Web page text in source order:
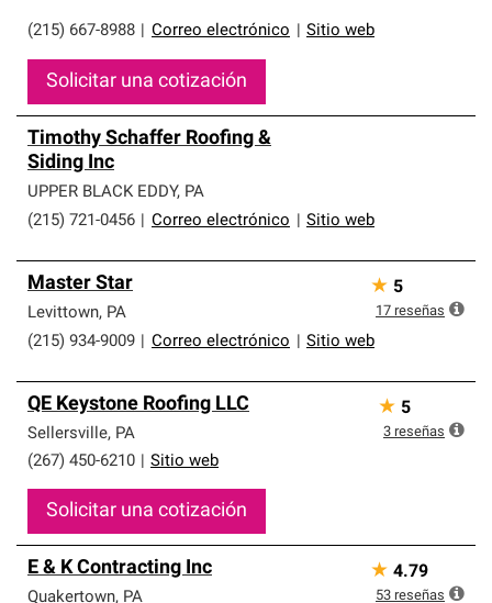
(215) 667-8988 Correo electrónico Sitio web
Solicitar una cotización
Timothy Schaffer Roofing &
Siding Inc
UPPER BLACK EDDY, PA
(215) 721-0456
Correo electrónico Sitio web
Master Star
Levittown, PA
(215) 934-9009
Correo electrónico Sitio web
★ 5
17 reseñas
QE Keystone Roofing LLC
Sellersville, PA
(267) 450-6210
Sitio web
Solicitar una cotización
★ 5
3 reseñas
E & K Contracting Inc
Quakertown, PA
★ 4.79
53 reseñas